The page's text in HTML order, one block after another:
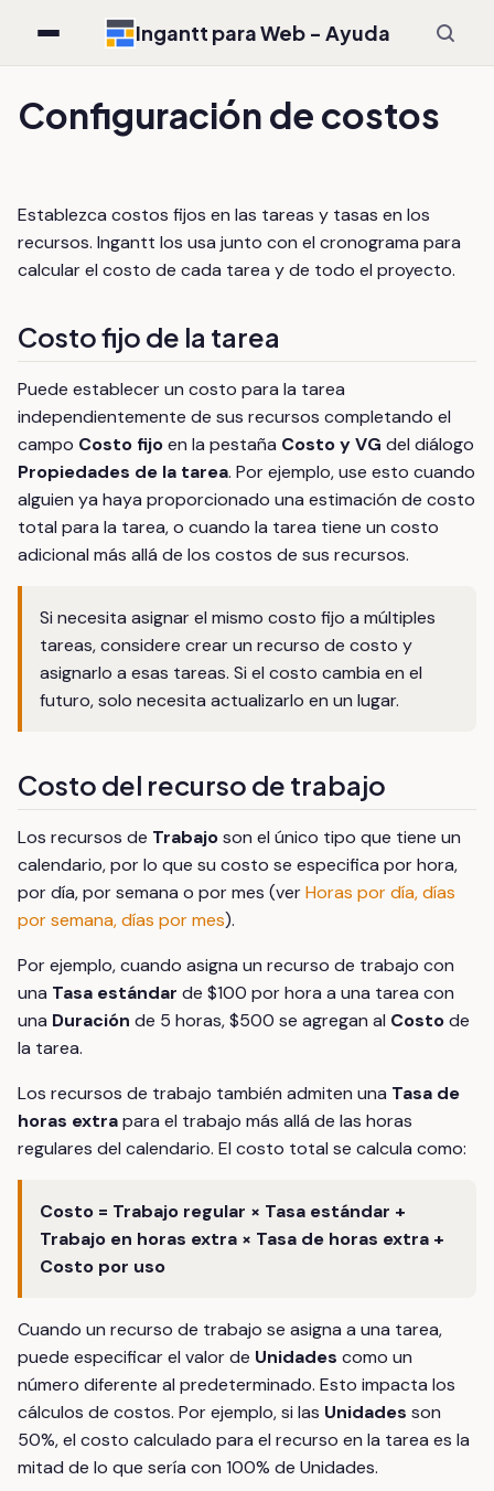
Ingantt para Web - Ayuda
Configuración de costos
Establezca costos fijos en las tareas y tasas en los
recursos. Ingantt los usa junto con el cronograma para
calcular el costo de cada tarea y de todo el proyecto.
Costo fijo de la tarea
Puede establecer un costo para la tarea
independientemente de sus recursos completando el
campo Costo fijoen la pestaña Costo y VG del diálogo
Propiedades de la tarea. Por ejemplo, use esto cuando
alguien ya haya proporcionado una estimación de costo
total para la tarea, o cuando la tarea tiene un costo
adicional más allá de los costos de sus recursos.
Si necesita asignar el mismo costo fijo a múltiples
tareas, considere crear un recurso de costo y
asignarlo a esas tareas. Si el costo cambia en el
futuro, solo necesita actualizarlo en un lugar.
Costo del recurso de trabajo
Los recursos de Trabajoson el único tipo que tiene un
calendario, por lo que su costo se especifica por hora,
por día, por semana o por mes (verHoras por día, días
por semana, días por mes).
Por ejemplo, cuando asigna un recurso de trabajo con
una Tasa estándar de $100 por hora a una tarea con
una Duración de 5 horas, $500 se agregan al Costode
la tarea.
Los recursos de trabajo también admiten una Tasa de
horas extrapara el trabajo más allá de las horas
regulares del calendario. El costo total se calcula como:
Costo = Trabajo regular × Tasa estándar +
Trabajo en horas extra × Tasa de horas extra +
Costo por uso
Cuando un recurso de trabajo se asigna a una tarea,
puede especificar el valor de Unidades como un
número diferente al predeterminado. Esto impacta los
cálculos de costos. Por ejemplo, si las Unidades son
50%, el costo calculado para el recurso en la tarea es la
mitad de lo que sería con 100% de Unidades.